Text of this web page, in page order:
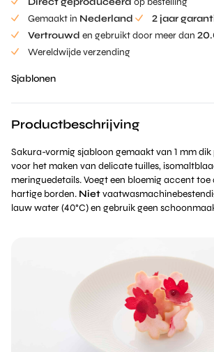
Gemaakt in Nederland 2 jaar
Vertrouwd en gebruikt door meer dan
Wereldwijde verzending
Sjablonen
Productbeschrijving
Sakura-vormig sjabloon gemaakt van 1 mm
voor het maken van delicate tuilles,
meringuedetails. Voegt een bloemig accent toe
hartige borden. Niet
lauw water (40°C) en gebruik geen